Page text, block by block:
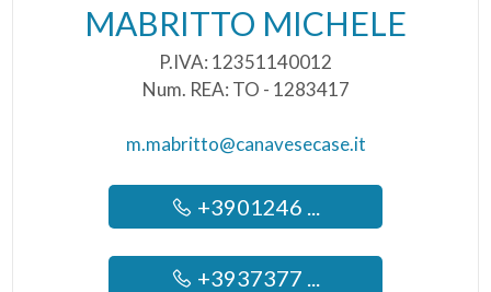
MABRITTO MICHELE
P.IVA: 12351140012
Num. REA: TO - 1283417
m.mabritto@canavesecase.it
+3901246 ...
+3937377 ...